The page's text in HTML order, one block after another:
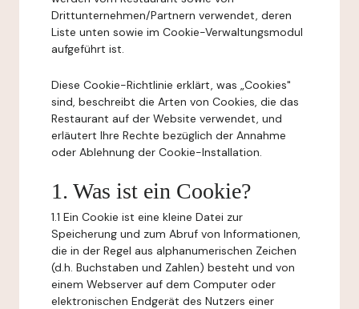
Drittunternehmen/Partnern verwendet, deren
Liste unten sowie im Cookie-Verwaltungsmodul
aufgeführt ist.
Diese Cookie-Richtlinie erklärt, was „Cookies"
sind, beschreibt die Arten von Cookies, die das
Restaurant auf der Website verwendet, und
erläutert Ihre Rechte bezüglich der Annahme
oder Ablehnung der Cookie-Installation.
1. Was ist ein Cookie?
1.1 Ein Cookie ist eine kleine Datei zur
Speicherung und zum Abruf von Informationen,
die in der Regel aus alphanumerischen Zeichen
(d.h. Buchstaben und Zahlen) besteht und von
einem Webserver auf dem Computer oder
elektronischen Endgerät des Nutzers einer